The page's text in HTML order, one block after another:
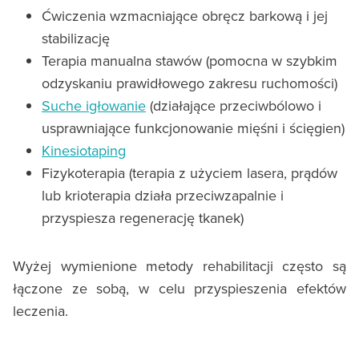
Ćwiczenia wzmacniające obręcz barkową i jej
stabilizację
Terapia manualna stawów (pomocna w szybkim
odzyskaniu prawidłowego zakresu ruchomości)
Suche igłowanie (działające przeciwbólowo i
usprawniające funkcjonowanie mięśni i ścięgien)
Kinesiotaping
Fizykoterapia (terapia z użyciem lasera, prądów
lub krioterapia działa przeciwzapalnie i
przyspiesza regenerację tkanek)
Wyżej wymienione metody rehabilitacji często są
łączone ze sobą, w celu przyspieszenia efektów
leczenia.